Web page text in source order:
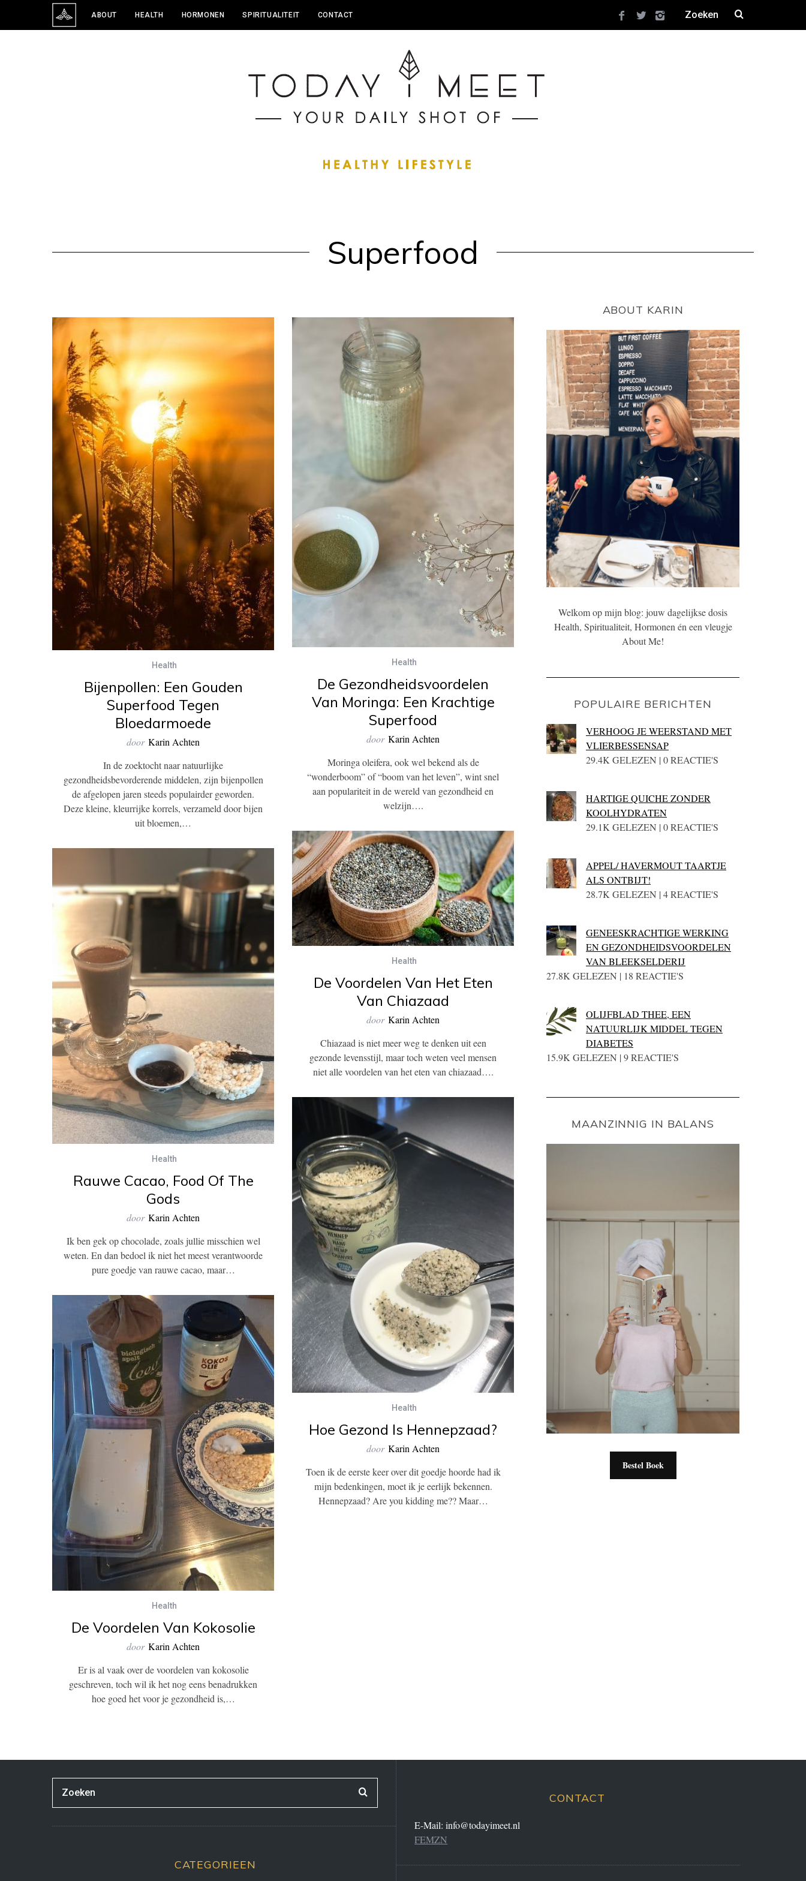
ABOUT HEALTH HORMONEN SPIRITUALITEIT CONTACT
Superfood
Health
Bijenpollen: Een Gouden
Superfood Tegen
Bloedarmoede
door Karin Achten
In de zoektocht naar natuurlijke
gezondheidsbevorderende middelen, zijn bijenpollen
de afgelopen jaren steeds populairder geworden.
Deze kleine, kleurrijke korrels, verzameld door bijen
uit bloemen,…
Health
De Gezondheidsvoordelen
Van Moringa: Een Krachtige
Superfood
door Karin Achten
Moringa oleifera, ook wel bekend als de
“wonderboom” of “boom van het leven”, wint snel
aan populariteit in de wereld van gezondheid en
welzijn….
Health
De Voordelen Van Het Eten
Van Chiazaad
door Karin Achten
Chiazaad is niet meer weg te denken uit een
gezonde levensstijl, maar toch weten veel mensen
niet alle voordelen van het eten van chiazaad….
Health
Rauwe Cacao, Food Of The
Gods
door Karin Achten
Ik ben gek op chocolade, zoals jullie misschien wel
weten. En dan bedoel ik niet het meest verantwoorde
pure goedje van rauwe cacao, maar…
Health
Hoe Gezond Is Hennepzaad?
door Karin Achten
Toen ik de eerste keer over dit goedje hoorde had ik
mijn bedenkingen, moet ik je eerlijk bekennen.
Hennepzaad? Are you kidding me?? Maar…
Health
De Voordelen Van Kokosolie
door Karin Achten
Er is al vaak over de voordelen van kokosolie
geschreven, toch wil ik het nog eens benadrukken
hoe goed het voor je gezondheid is,…
ABOUT KARIN
Welkom op mijn blog: jouw dagelijkse dosis
Health, Spiritualiteit, Hormonen én een vleugje
About Me!
POPULAIRE BERICHTEN
VERHOOG JE WEERSTAND MET
VLIERBESSENSAP
29.4K GELEZEN | 0 REACTIE'S
HARTIGE QUICHE ZONDER
KOOLHYDRATEN
29.1K GELEZEN | 0 REACTIE'S
APPEL/ HAVERMOUT TAARTJE
ALS ONTBIJT!
28.7K GELEZEN | 4 REACTIE'S
GENEESKRACHTIGE WERKING
EN GEZONDHEIDSVOORDELEN
VAN BLEEKSELDERIJ
27.8K GELEZEN | 18 REACTIE'S
OLIJFBLAD THEE, EEN
NATUURLIJK MIDDEL TEGEN
DIABETES
15.9K GELEZEN | 9 REACTIE'S
MAANZINNIG IN BALANS
Bestel Boek
CATEGORIEEN
CONTACT
E-Mail:info@todayimeet.nl
FEMZN